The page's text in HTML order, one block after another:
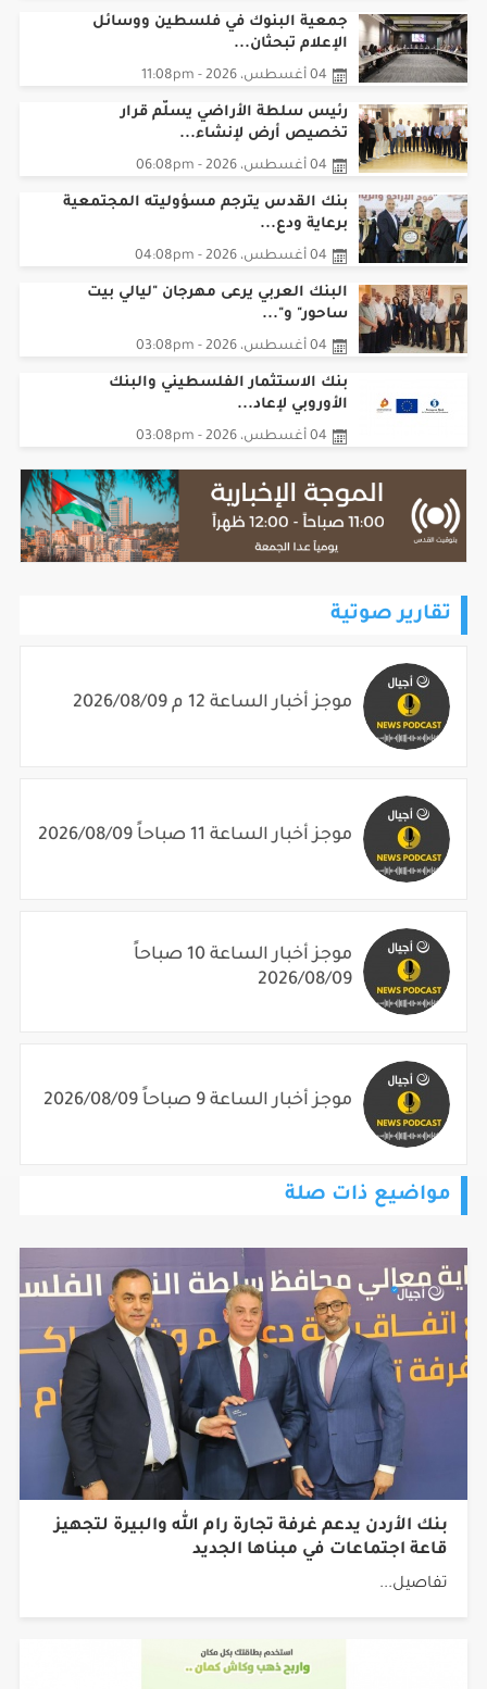
جمعية البنوك في فلسطين ووسائل
الإعلام تبحثان...
04 أغسطس، 2026 - 11:08pm
رئيس سلطة الأراضي يسلّم قرار
تخصيص أرض لإنشاء...
04 أغسطس، 2026 - 06:08pm
بنك القدس يترجم مسؤوليته المجتمعية
برعاية ودع...
04 أغسطس، 2026 - 04:08pm
البنك العربي يرعى مهرجان "ليالي بيت
ساحور" و"...
04 أغسطس، 2026 - 03:08pm
بنك الاستثمار الفلسطيني والبنك
الأوروبي لإعاد...
04 أغسطس، 2026 - 03:08pm
تقارير صوتية
موجز أخبار الساعة 12 م 2026/08/09
موجز أخبار الساعة 11 صباحاً 2026/08/09
موجز أخبار الساعة 10 صباحاً
2026/08/09
موجز أخبار الساعة 9 صباحاً 2026/08/09
مواضيع ذات صلة
بنك الأردن يدعم غرفة تجارة رام الله والبيرة لتجهيز
قاعة اجتماعات في مبناها الجديد
تفاصيل...